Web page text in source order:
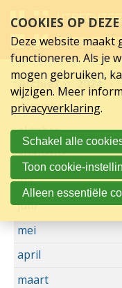
2024
links
over
Spring
hoofd
inhoud
Spring
naar
hoofdnavigatie
Archief
2024
december
oktober
augustus
juli
juni
mei
april
maart
COOKIES OP
Deze website maakt
functioneren. Als je
mogen gebruiken,
wijzigen. Meer
privacyverklaring.
Schakel alle
Toon cookie-
Alleen essentiële